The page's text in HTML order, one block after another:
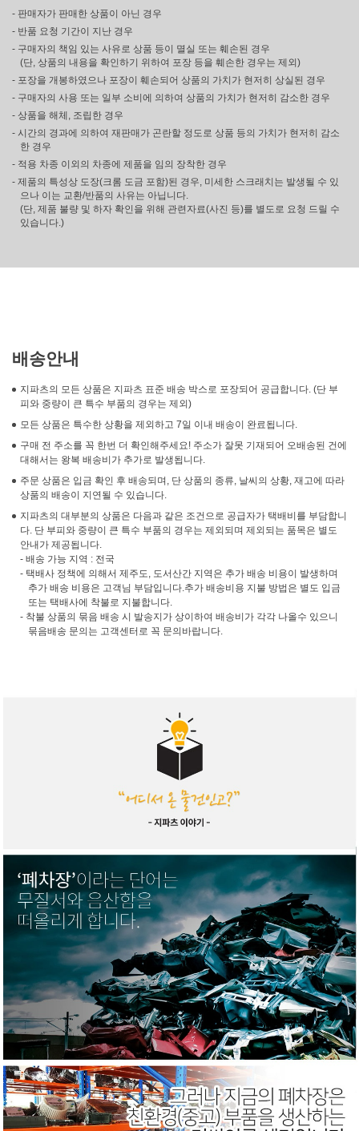
- 판매자가 판매한 상품이 아닌 경우
- 반품 요청 기간이 지난 경우
- 구매자의 책임 있는 사유로 상품 등이 멸실 또는 훼손된 경우
(단, 상품의 내용을 확인하기 위하여 포장 등을 훼손한 경우는 제외)
- 포장을 개봉하였으나 포장이 훼손되어 상품의 가치가 현저히 상실된 경우
- 구매자의 사용 또는 일부 소비에 의하여 상품의 가치가 현저히 감소한 경우
- 상품을 해체, 조립한 경우
- 시간의 경과에 의하여 재판매가 곤란할 정도로 상품 등의 가치가 현저히 감소
한 경우
- 적용 차종 이외의 차종에 제품을 임의 장착한 경우
- 제품의 특성상 도장(크롬 도금 포함)된 경우, 미세한 스크래치는 발생될 수 있
으나 이는 교환/반품의 사유는 아닙니다.
(단, 제품 불량 및 하자 확인을 위해 관련자료(사진 등)를 별도로 요청 드릴 수
있습니다.)
배송안내
지파츠의 모든 상품은 지파츠 표준 배송 박스로 포장되어 공급합니다. (단 부
피와 중량이 큰 특수 부품의 경우는 제외)
모든 상품은 특수한 상황을 제외하고 7일 이내 배송이 완료됩니다.
구매 전 주소를 꼭 한번 더 확인해주세요! 주소가 잘못 기재되어 오배송된 건에
대해서는 왕복 배송비가 추가로 발생됩니다.
주문 상품은 입금 확인 후 배송되며, 단 상품의 종류, 날씨의 상황, 재고에 따라
상품의 배송이 지연될 수 있습니다.
지파츠의 대부분의 상품은 다음과 같은 조건으로 공급자가 택배비를 부담합니
다. 단 부피와 중량이 큰 특수 부품의 경우는 제외되며 제외되는 품목은 별도
안내가 제공됩니다.
- 배송 가능 지역 : 전국
- 택배사 정책에 의해서 제주도, 도서산간 지역은 추가 배송 비용이 발생하며
추가 배송 비용은 고객님 부담입니다.추가 배송비용 지불 방법은 별도 입금
또는 택배사에 착불로 지불합니다.
- 착불 상품의 묶음 배송 시 발송지가 상이하여 배송비가 각각 나올수 있으니
묶음배송 문의는 고객센터로 꼭 문의바랍니다.